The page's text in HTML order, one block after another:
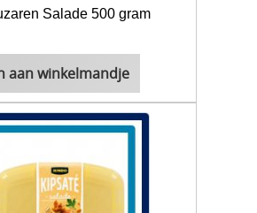
Salade 500 gram
aan winkelmandje